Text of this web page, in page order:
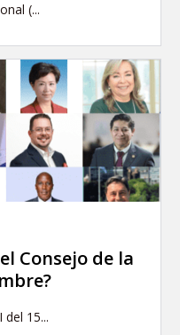
(...
Consejo de la
del 15...